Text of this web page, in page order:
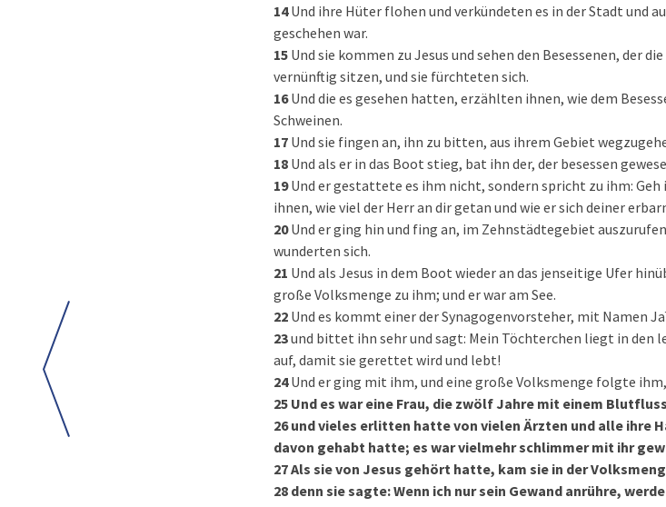
14Und ihre Hüter flohen und verkündeten es in der Stadt und
geschehen war.
15 Und sie kommen zu Jesus und sehen den Besessenen, der
vernünftig sitzen, und sie fürchteten sich.
16Und die es gesehen hatten, erzählten ihnen, wie dem
Schweinen.
17 Und sie fingen an, ihn zu bitten, aus ihrem Gebiet
18 Und als er in das Boot stieg, bat ihn der, der besessen
19Und er gestattete es ihm nicht, sondern spricht zu ihm: Geh
ihnen, wie viel der Herr an dir getan und wie er sich deiner
20Und er ging hin und fing an, im Zehnstädtegebiet
wunderten sich.
21 Und als Jesus in dem Boot wieder an das jenseitige Ufer
große Volksmenge zu ihm; und er war am See.
22 Und es kommt einer der Synagogenvorsteher, mit Namen
23und bittet ihn sehr und sagt: Mein Töchterchen liegt in den
auf, damit sie gerettet wird und lebt!
24Und er ging mit ihm, und eine große Volksmenge folgte
25 Und es war eine Frau, die zwölf Jahre mit einem
26und vieles erlitten hatte von vielen Ärzten und alle ihre
davon gehabt hatte; es war vielmehr schlimmer mit ihr
27Als sie von Jesus gehört hatte, kam sie in der
28 denn sie sagte: Wenn ich nur sein Gewand anrühre,